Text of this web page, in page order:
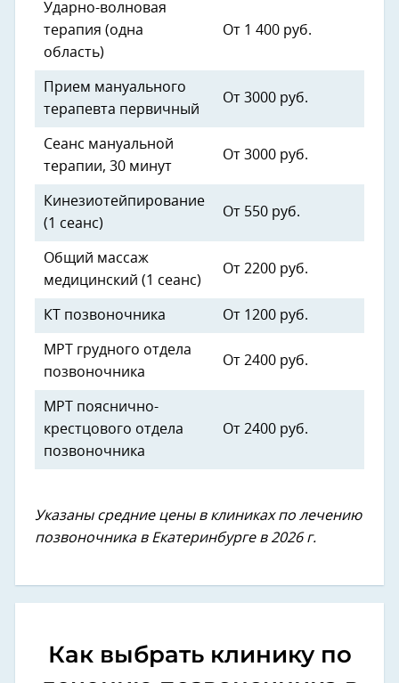
Ударно-волновая
терапия (одна
область)
От 1 400 руб.
Прием мануального
терапевта первичный
От 3000 руб.
Сеанс мануальной
терапии, 30 минут
От 3000 руб.
Кинезиотейпирование
(1 сеанс)
От 550 руб.
Общий массаж
медицинский (1 сеанс)
От 2200 руб.
КТ позвоночника От 1200 руб.
МРТ грудного отдела
позвоночника
От 2400 руб.
МРТ пояснично-
крестцового отдела
позвоночника
От 2400 руб.
Указаны средние цены в клиниках по лечению
позвоночника в Екатеринбурге в 2026 г.
Как выбрать клинику по